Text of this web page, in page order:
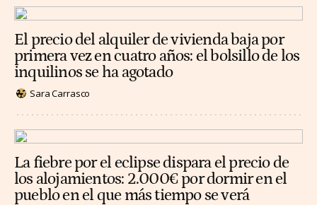
El precio del alquiler de vivienda baja por
primera vez en cuatro años: el bolsillo de los
inquilinos se ha agotado
Sara Carrasco
La fiebre por el eclipse dispara el precio de
los alojamientos: 2.000€ por dormir en el
pueblo en el que más tiempo se verá